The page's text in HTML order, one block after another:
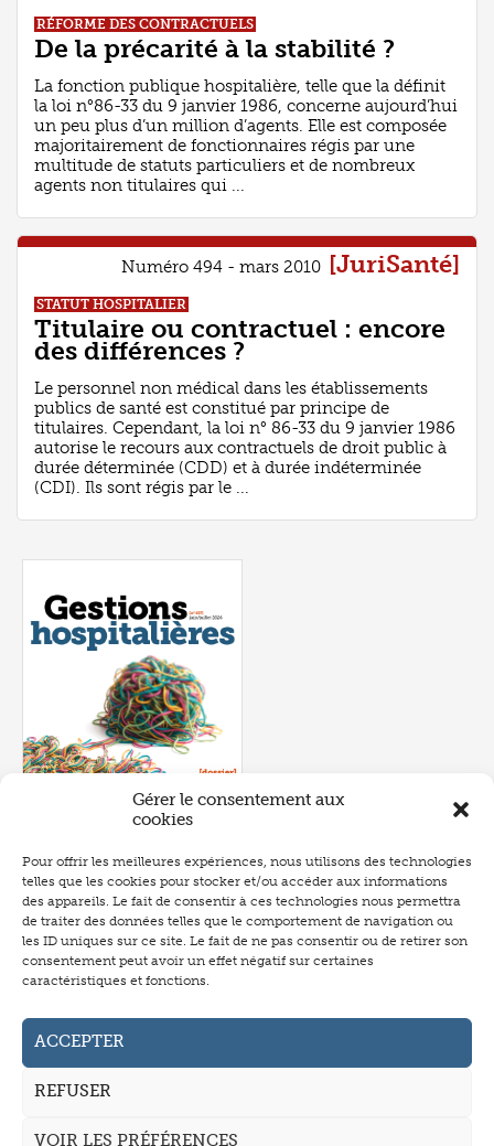
Gérer le consentement aux
cookies
Pour offrir les meilleures expériences, nous utilisons des technologies
telles que les cookies pour stocker et/ou accéder aux informations
des appareils. Le fait de consentir à ces technologies nous permettra
de traiter des données telles que le comportement de navigation ou
les ID uniques sur ce site. Le fait de ne pas consentir ou de retirer son
consentement peut avoir un effet négatif sur certaines
caractéristiques et fonctions.
ACCEPTER
REFUSER
VOIR LES PRÉFÉRENCES
RÉFORME DES CONTRACTUELS
De la précarité à la stabilité ?
La fonction publique hospitalière, telle que la définit
la loi n°86-33 du 9 janvier 1986, concerne aujourd’hui
un peu plus d’un million d’agents. Elle est composée
majoritairement de fonctionnaires régis par une
multitude de statuts particuliers et de nombreux
agents non titulaires qui ...
Numéro 494 - mars 2010 [JuriSanté]
STATUT HOSPITALIER
Titulaire ou contractuel : encore
des différences ?
Le personnel non médical dans les établissements
publics de santé est constitué par principe de
titulaires. Cependant, la loi n° 86-33 du 9 janvier 1986
autorise le recours aux contractuels de droit public à
durée déterminée (CDD) et à durée indéterminée
(CDI). Ils sont régis par le ...
Numéro 657- juin 2026
Annonceurs
Auteurs